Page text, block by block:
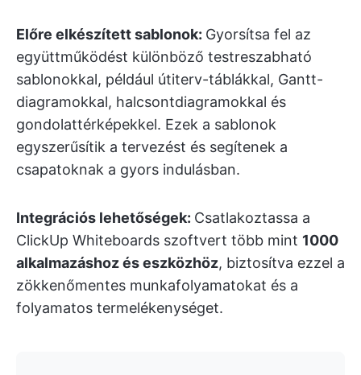
Előre elkészített sablonok: Gyorsítsa fel az
együttműködést különböző testreszabható
sablonokkal, például útiterv-táblákkal, Gantt-
diagramokkal, halcsontdiagramokkal és
gondolattérképekkel. Ezek a sablonok
egyszerűsítik a tervezést és segítenek a
csapatoknak a gyors indulásban.
Integrációs lehetőségek: Csatlakoztassa a
ClickUp Whiteboards szoftvert több mint 1000
alkalmazáshoz és eszközhöz, biztosítva ezzel a
zökkenőmentes munkafolyamatokat és a
folyamatos termelékenységet.